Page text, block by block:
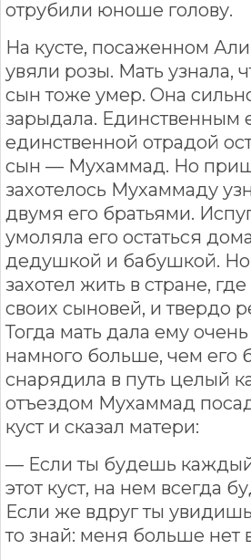
отрубили юноше голову.
На кусте, посаженном
увяли розы. Мать узнала,
сын тоже умер. Она
зарыдала. Единственным
единственной отрадой
сын — Мухаммад. Но
захотелось Мухаммаду
двумя его братьями.
умоляла его остаться
дедушкой и бабушкой.
захотел жить в стране,
своих сыновей, и твердо
Тогда мать дала ему
намного больше, чем его
снарядила в путь целый
отъездом Мухаммад
куст и сказал матери:
— Если ты будешь
этот куст, на нем всегда
Если же вдруг ты
то знай: меня больше нет